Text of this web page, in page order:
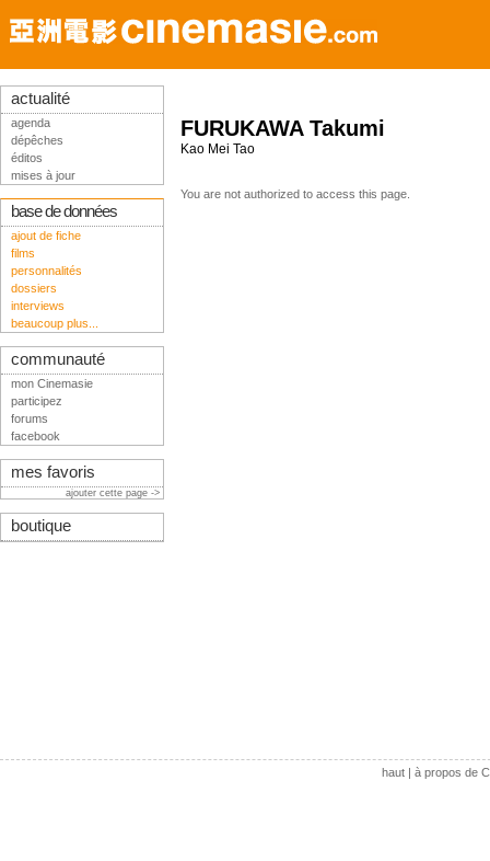
FURUKAWA Takumi
Kao Mei Tao
You are not authorized to access this page.
actualité
agenda
dépêches
éditos
mises à jour
base de données
ajout de fiche
films
personnalités
dossiers
interviews
beaucoup plus...
communauté
mon Cinemasie
participez
forums
facebook
mes favoris
ajouter cette page ->
boutique
haut| à propos de